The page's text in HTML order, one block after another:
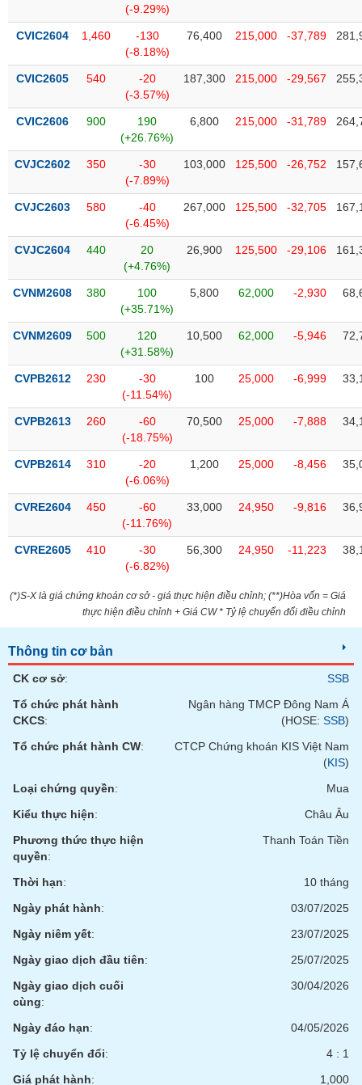
(-9.29%)
CVIC2604 1,460
-130
(-8.18%)
76,400 215,000 -37,789
CVIC2605 540
-20
(-3.57%)
187,300 215,000 -29,567
CVIC2606 900
190
(+26.76%)
6,800 215,000 -31,789
CVJC2602 350
-30
(-7.89%)
103,000 125,500 -26,752
CVJC2603 580
-40
(-6.45%)
267,000 125,500 -32,705
CVJC2604 440
20
(+4.76%)
26,900 125,500 -29,106
CVNM2608 380
100
(+35.71%)
5,800 62,000 -2,930
CVNM2609 500
120
(+31.58%)
10,500 62,000 -5,946
CVPB2612 230
-30
(-11.54%)
100 25,000 -6,999
CVPB2613 260
-60
(-18.75%)
70,500 25,000 -7,888
CVPB2614 310
-20
(-6.06%)
1,200 25,000 -8,456
CVRE2604 450
-60
(-11.76%)
33,000 24,950 -9,816
CVRE2605 410
-30
(-6.82%)
56,300 24,950 -11,223
(*)S-X là giá chứng khoán cơ sở - giá thực hiện điều chỉnh; (**)Hòa vốn = Giá
thực hiện điều chỉnh + Giá CW * Tỷ lệ chuyển đổi điều chỉnh
Thông tin cơ bản
CK cơ sở:
SSB
Tổ chức phát hành
CKCS:
Ngân hàng TMCP Đông Nam Á
(HOSE: SSB)
Tổ chức phát hành CW:
CTCP Chứng khoán KIS Việt Nam
(KIS)
Loại chứng quyền:
Mua
Kiểu thực hiện:
Châu Âu
Phương thức thực hiện
quyền:
Thanh Toán Tiền
Thời hạn:
10 tháng
Ngày phát hành:
03/07/2025
Ngày niêm yết:
23/07/2025
Ngày giao dịch đầu tiên:
25/07/2025
Ngày giao dịch cuối
cùng:
30/04/2026
Ngày đáo hạn:
04/05/2026
Tỷ lệ chuyển đổi:
4 : 1
Giá phát hành: 1,000
tích
(-)
Thuật
(-)
Dịch
vụ
Đào
tạo
Sách
chính
tài
liệu
tài
chính